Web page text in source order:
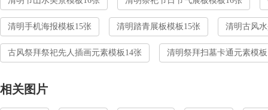
清明手机海报模板15张 清明踏青展板模板15张 清明古风
古风祭拜祭祀先人插画元素模板14张 清明祭拜扫墓卡通元素模
相关图片